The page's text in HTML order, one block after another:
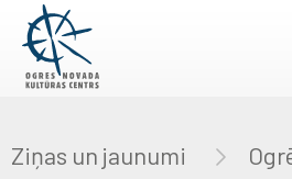
Ziņas un jaunumi